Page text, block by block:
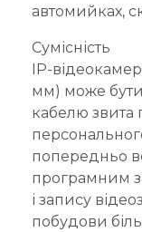
автомийках,
Сумісність
IP-
мм) може
кабелю звита
попередньо
програмним
і запису
побудови